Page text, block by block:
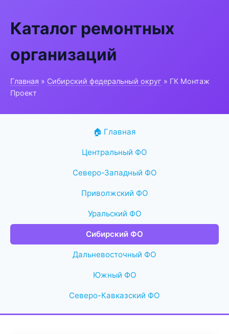
Каталог ремонтных
организаций
Главная » Сибирский федеральный округ » ГК Монтаж
Проект
🏠 Главная
Центральный ФО
Северо-Западный ФО
Приволжский ФО
Уральский ФО
Сибирский ФО
Дальневосточный ФО
Южный ФО
Северо-Кавказский ФО